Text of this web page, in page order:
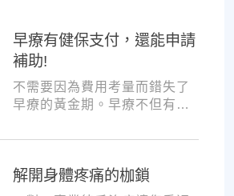
早療有健保支付，還能申請
補助!
不需要因為費用考量而錯失了
早療的黃金期。早療不但有健
與療育訓練補助，把握資源，
解開身體疼痛的枷鎖